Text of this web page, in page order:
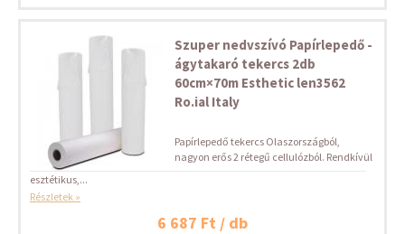
Szuper nedvszívó Papírlepedő -
ágytakaró tekercs 2db
60cm×70m Esthetic len3562
Ro.ial Italy
Papírlepedő tekercs Olaszországból,
nagyon erős 2 rétegű cellulózból. Rendkívül
esztétikus,...
Részletek »
6 687 Ft / db